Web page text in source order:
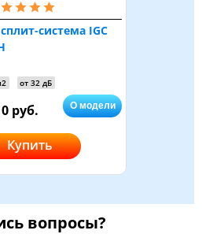
система IGC
от 32 дБ
руб. О модели
Купить
вопросы?